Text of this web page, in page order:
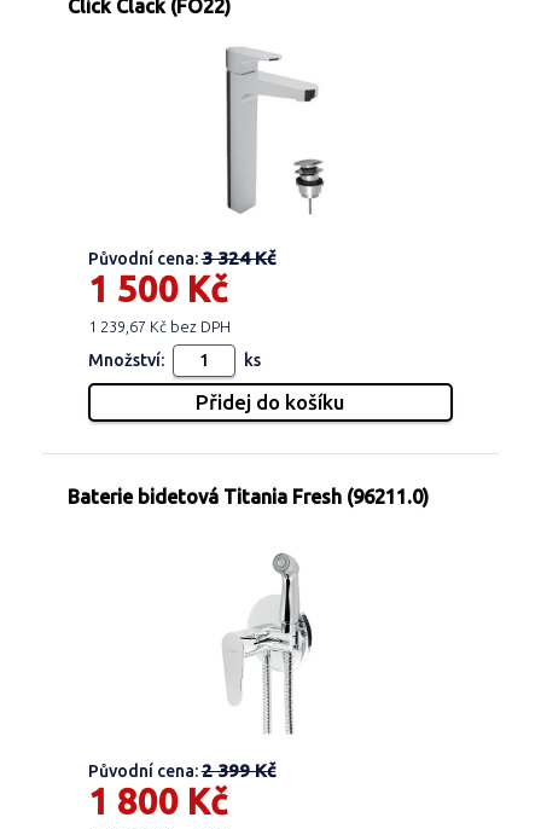
Click Clack (FO22)
Původní cena:3 324 Kč
1 500 Kč
1 239,67 Kč bez DPH
Množství: ks
Baterie bidetová Titania Fresh (96211.0)
Původní cena:2 399 Kč
1 800 Kč